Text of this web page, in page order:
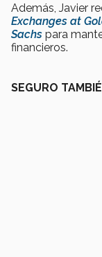
Además, Javier
Exchanges at
Sachs para
financieros.
SEGURO